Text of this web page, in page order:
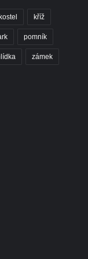
kříž
pomník
zámek